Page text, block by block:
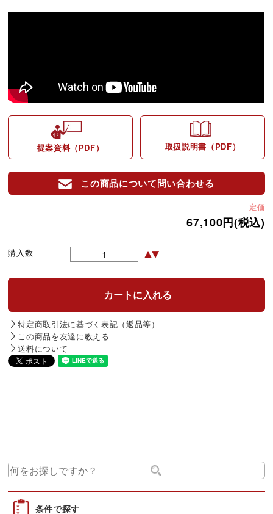
提案資料（PDF） 取扱説明書（PDF）
この商品について問い合わせる
定価
67,100円(税込)
購入数
特定商取引法に基づく表記（返品等）
この商品を友達に教える
送料について
条件で探す